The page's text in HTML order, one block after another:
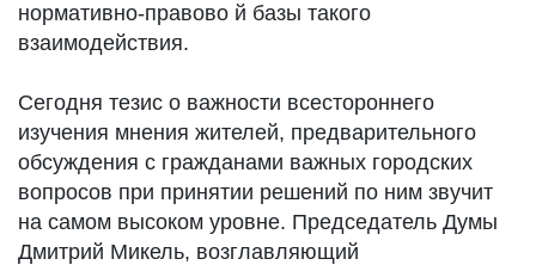
нормативно-правово й базы такого
взаимодействия.
Сегодня тезис о важности всестороннего
изучения мнения жителей, предварительного
обсуждения с гражданами важных городских
вопросов при принятии решений по ним звучит
на самом высоком уровне. Председатель Думы
Дмитрий Микель, возглавляющий